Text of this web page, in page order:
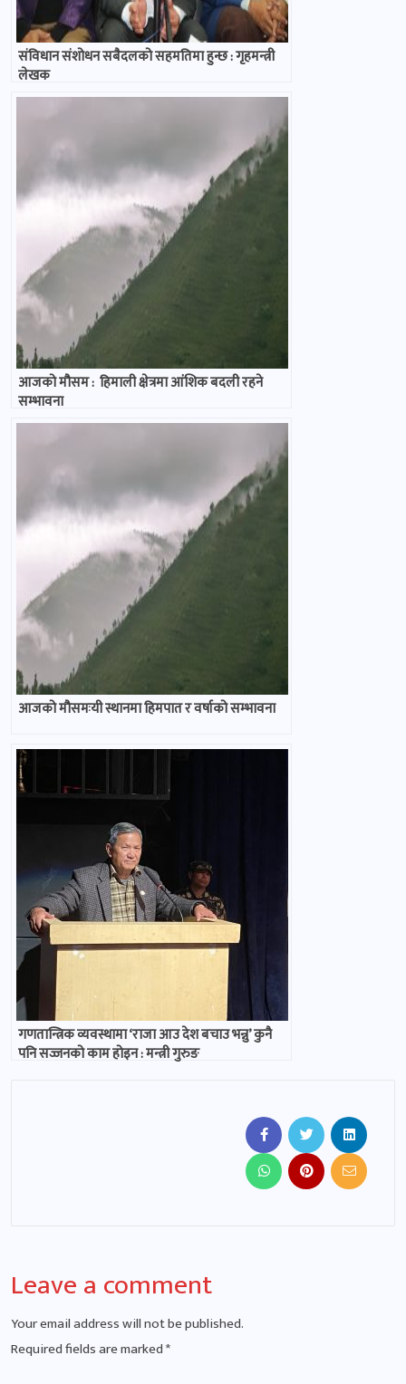
संविधान संशोधन सबैदलको सहमतिमा हुन्छ : गृहमन्त्री
लेखक
आजको मौसम : हिमाली क्षेत्रमा आंंशिक बदली रहने
सम्भावना
आजको मौसमःयी स्थानमा हिमपात र वर्षाको सम्भावना
गणतान्त्रिक व्यवस्थामा ‘राजा आउ देश बचाउ भन्नु’ कुनै
पनि सज्जनको काम होइन : मन्त्री गुरुङ
Leave a comment
Your email address will not be published.
Required fields are marked*